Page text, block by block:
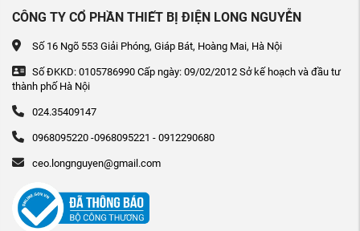
CÔNG TY CỔ PHẦN THIẾT BỊ ĐIỆN LONG NGUYỄN
Số 16 Ngõ 553 Giải Phóng, Giáp Bát, Hoàng Mai, Hà Nội
Số ĐKKD: 0105786990 Cấp ngày: 09/02/2012 Sở kế hoạch và đầu tư
thành phố Hà Nội
024.35409147
0968095220 -0968095221 - 0912290680
ceo.longnguyen@gmail.com